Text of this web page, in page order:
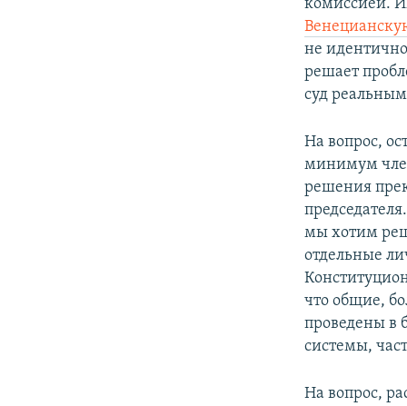
комиссией.
не
решает
суд
На вопрос,
минимум
решения
мы хотим
отдельные
что общие,
проведены в
системы,
На вопрос,